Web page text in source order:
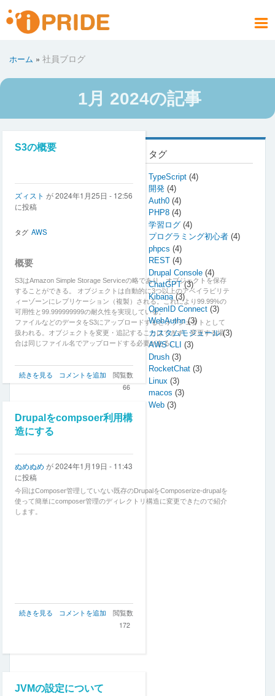
ツ
ュ
ーン
ホーム 社員ブログ
1月 2024の記事
S3の概要
ズィスト が2024年1月25日 - 12:56
に投稿
タグ AWS
概要
S3はAmazon Simple Storage Serviceの略であり、オブジェクトを保存
することができる。 オブジェクトは自動的に3つ以上のアベイラビリテ
ィーゾーンにレプリケーション（複製）される。これにより99.99%の
可用性と99.999999999の耐久性を実現している。
ファイルなどのデータをS3にアップロードするとオブジェクトとして
扱われる。オブジェクトを変更・追記することはできず、変更する場
合は同じファイル名でアップロードする必要がある。
S3の使い方
S3の主な使い方として以下の3つがある。
S3
の
続きを見る コメントを追加
閲覧数
66
Drupalをcompsoer利用構
造にする
ぬめぬめ が2024年1月19日 - 11:43
に投稿
今回はComposer管理していない既存のDrupalをComposerize-drupalを
使って簡単にcomposer管理のディレクトリ構造に変更できたので紹介
します。
Drupal
に
続きを見る コメントを追加
閲覧数
172
JVMの設定について
タグ
TypeScript (4)
開発 (4)
Auth0 (4)
PHP8 (4)
学習ログ (4)
プログラミング初心者 (4)
phpcs (4)
REST (4)
Drupal Console (4)
ChatGPT(3)
Kibana(3)
OpenID Connect (3)
WebAuthn(3)
カスタムモジュール(3)
AWS CLI (3)
Drush (3)
RocketChat (3)
Linux (3)
macos (3)
Web (3)
ペ
ー
り